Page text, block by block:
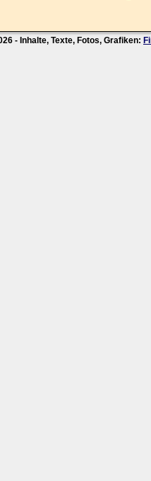
- Inhalte, Texte, Fotos, Grafiken: